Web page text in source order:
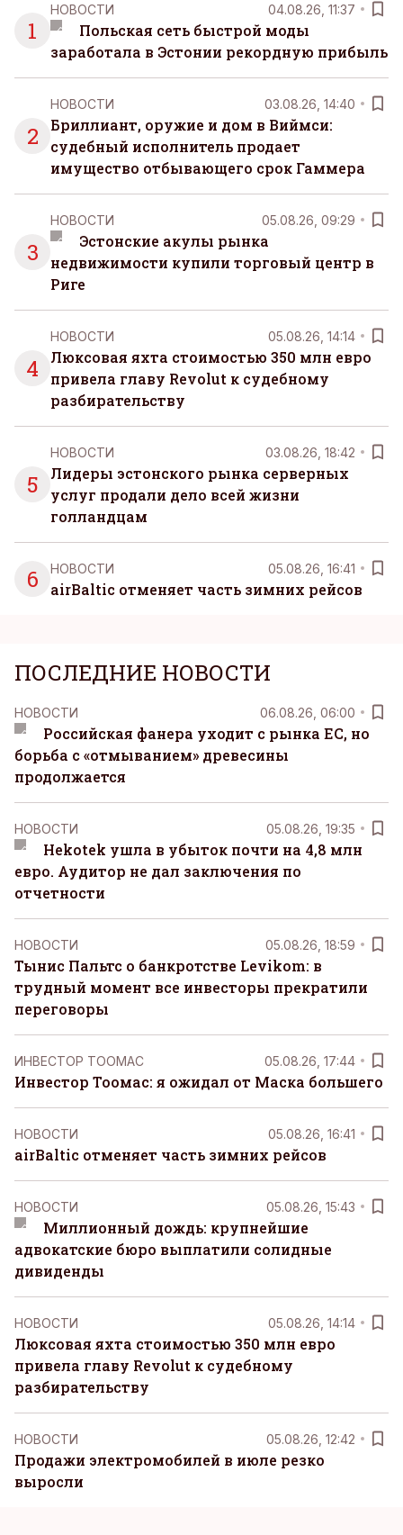
1
НОВОСТИ 04.08.26, 11:37
Польская сеть быстрой моды
заработала в Эстонии рекордную прибыль
2
НОВОСТИ 03.08.26, 14:40
Бриллиант, оружие и дом в Виймси:
судебный исполнитель продает
имущество отбывающего срок Гаммера
3
НОВОСТИ 05.08.26, 09:29
Эстонские акулы рынка
недвижимости купили торговый центр в
Риге
4
НОВОСТИ 05.08.26, 14:14
Люксовая яхта стоимостью 350 млн евро
привела главу Revolut к судебному
разбирательству
5
НОВОСТИ 03.08.26, 18:42
Лидеры эстонского рынка серверных
услуг продали дело всей жизни
голландцам
6 НОВОСТИ 05.08.26, 16:41
airBaltic отменяет часть зимних рейсов
ПОСЛЕДНИЕ НОВОСТИ
НОВОСТИ 06.08.26, 06:00
Российская фанера уходит с рынка ЕС, но
борьба с «отмыванием» древесины
продолжается
НОВОСТИ 05.08.26, 19:35
Hekotek ушла в убыток почти на 4,8 млн
евро. Аудитор не дал заключения по
отчетности
НОВОСТИ 05.08.26, 18:59
Тынис Пальтс о банкротстве Levikom: в
трудный момент все инвесторы прекратили
переговоры
ИНВЕСТОР ТООМАС 05.08.26, 17:44
Инвестор Тоомас: я ожидал от Маска большего
НОВОСТИ 05.08.26, 16:41
airBaltic отменяет часть зимних рейсов
НОВОСТИ 05.08.26, 15:43
Миллионный дождь: крупнейшие
адвокатские бюро выплатили солидные
дивиденды
НОВОСТИ 05.08.26, 14:14
Люксовая яхта стоимостью 350 млн евро
привела главу Revolut к судебному
разбирательству
НОВОСТИ 05.08.26, 12:42
Продажи электромобилей в июле резко
выросли